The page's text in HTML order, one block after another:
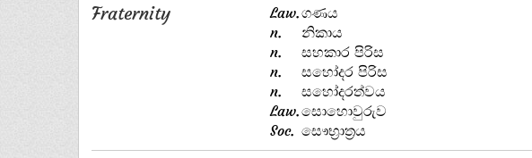
Fraternity Law.ගණය
n.
නිකාය
n.
සහකාර පිරිස
n.
සහෝදර පිරිස
n.
සහෝදරත්වය
Law.සොහොවුරුව
Soc. සෞභ්‍රාත්‍රය